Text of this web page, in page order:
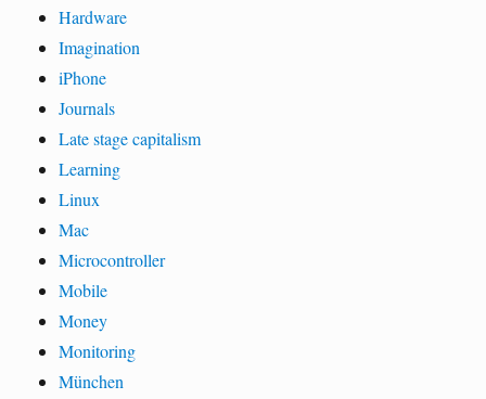
Hardware
Imagination
iPhone
Journals
Late stage capitalism
Learning
Linux
Mac
Microcontroller
Mobile
Money
Monitoring
München